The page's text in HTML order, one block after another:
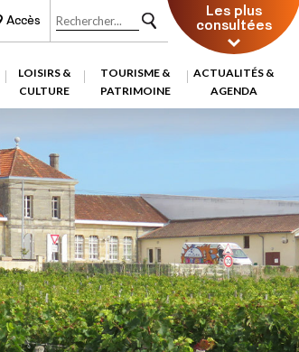
Accès Les plus
consultées
LOISIRS &
CULTURE
TOURISME &
PATRIMOINE
ACTUALITÉS &
AGENDA